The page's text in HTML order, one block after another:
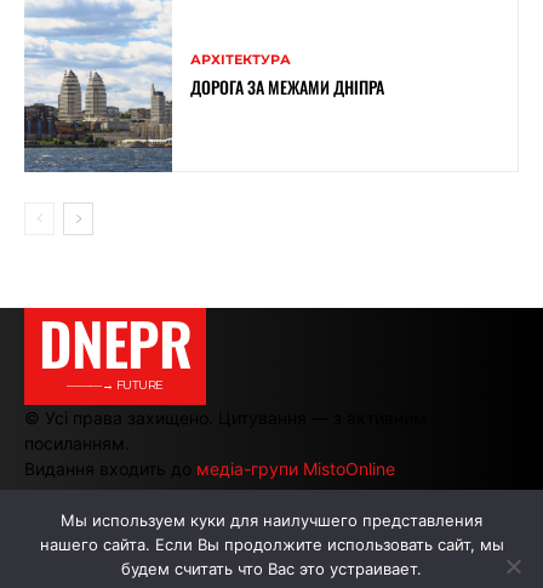
АРХІТЕКТУРА
ДОРОГА ЗА МЕЖАМИ ДНІПРА
DNEPR
———→ FUTURE
© Усі права захищено. Цитування — з активним
посиланням.
Видання входить до медіа-групи MistoOnline
АВТОРИ РЕКЛАМА НА САЙТІ
Мы используем куки для наилучшего представления
нашего сайта. Если Вы продолжите использовать сайт, мы
будем считать что Вас это устраивает.